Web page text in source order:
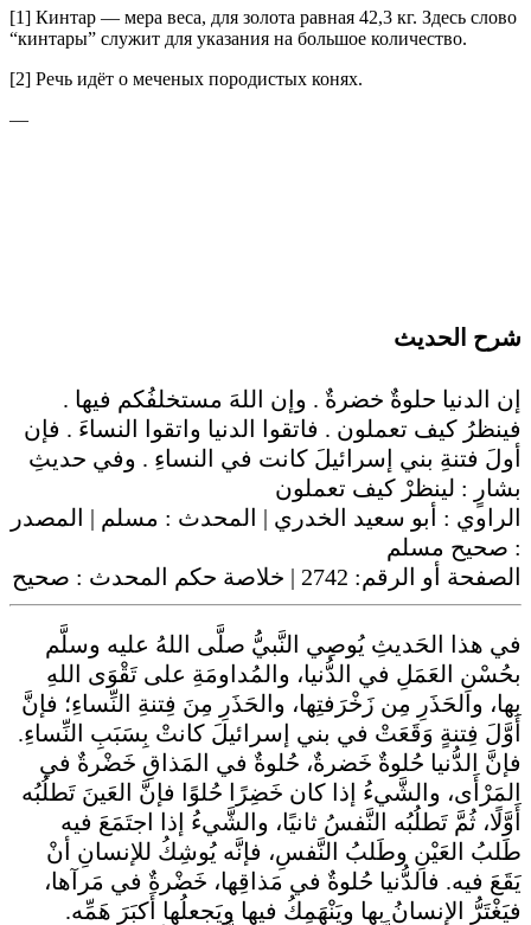
[1] Кинтар — мера веса, для золота равная 42,3 кг. Здесь слово
“кинтары” служит для указания на большое количество.
[2] Речь идёт о меченых породистых конях.
—
شرح الحديث
إن الدنيا حلوةٌ خضرةٌ . وإن اللهَ مستخلفُكم فيها .
فينظرُ كيف تعملون . فاتقوا الدنيا واتقوا النساءَ . فإن
أولَ فتنةِ بني إسرائيلَ كانت في النساءِ . وفي حديثِ
بشارٍ : لينظرْ كيف تعملون
الراوي : أبو سعيد الخدري | المحدث : مسلم | المصدر
: صحيح مسلم
الصفحة أو الرقم: 2742 | خلاصة حكم المحدث : صحيح
في هذا الحَديثِ يُوصِي النَّبيُّ صلَّى اللهُ عليه وسلَّم
بحُسْنِ العَمَلِ في الدُّنيا، والمُداومَةِ على تَقْوَى اللهِ
بها، والحَذَرِ مِن زَخْرَفتِها، والحَذَرِ مِنَ فِتنةِ النِّساءِ؛ فإنَّ
أَوَّلَ فِتنةٍ وَقَعَتْ في بني إسرائيلَ كانتْ بِسَبَبِ النِّساءِ.
فإنَّ الدُّنيا حُلوةٌ خَضرةٌ، حُلوةٌ في المَذاقِ خَضْرةٌ في
المَرْأَى، والشَّيءُ إذا كان خَضِرًا حُلوًا فإنَّ العَينَ تَطلُبُه
أَوَّلًا، ثُمَّ تَطلُبُه النَّفسُ ثانيًا، والشَّيءُ إذا اجتَمَعَ فيه
طَلبُ العَيْنِ وطَلبُ النَّفسِ، فإنَّه يُوشِكُ للإنسانِ أنْ
يَقَعَ فيه. فالدُّنيا حُلوةٌ في مَذاقِها، خَضْرةٌ في مَرآها،
فيَغْتَرُّ الإنسانُ بها ويَنْهَمِكُ فيها ويَجعلُها أَكبَرَ هَمِّه.